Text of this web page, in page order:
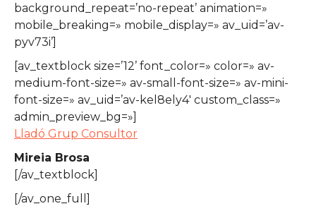
background_repeat=’no-repeat’ animation=»
mobile_breaking=» mobile_display=» av_uid=’av-
pyv73i’]
[av_textblock size=’12’ font_color=» color=» av-
medium-font-size=» av-small-font-size=» av-mini-
font-size=» av_uid=’av-kel8ely4′ custom_class=»
admin_preview_bg=»]
Lladó Grup Consultor
Mireia Brosa
[/av_textblock]
[/av_one_full]